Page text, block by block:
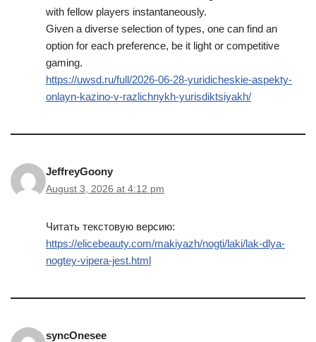
with fellow players instantaneously.
Given a diverse selection of types, one can find an
option for each preference, be it light or competitive
gaming.
https://uwsd.ru/full/2026-06-28-yuridicheskie-aspekty-
onlayn-kazino-v-razlichnykh-yurisdiktsiyakh/
JeffreyGoony
August 3, 2026 at 4:12 pm
Читать текстовую версию:
https://elicebeauty.com/makiyazh/nogti/laki/lak-dlya-
nogtey-vipera-jest.html
syncOnesee